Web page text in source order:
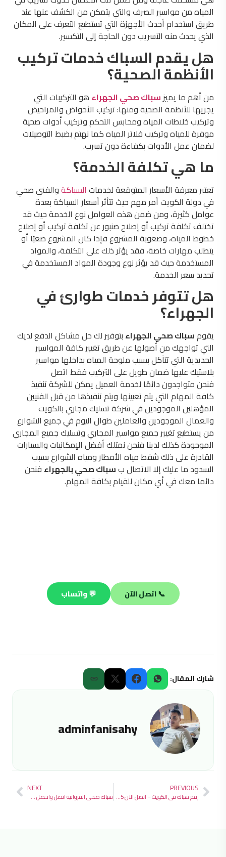
المياه من مواسير الصرف والتي يتمكن من الكشف عنها عند
طريق استخدام أحدث الأجهزة التي تستطيع التعرف على المكان
الذي يحدث منه التسريب دون الحاجة إلى التكسير.
هل يقدم السباك خدمات تركيب
الأنظمة الصحية؟
من أهم ما يميز سباك صحي الجهراء هو التركيبات التي
يجريها للأنظمة الصحية ومنها: تركيب الأحواض والمراحيض
وتركيب خلاطات المياه ومحابس التحكم وتركيب أدوات صحية
موفرة للمياه وتركيب فلاتر المياه كما نهتم بضبط التوصيلات
لضمان عمل الأدوات بكفاءة دون تسرب.
ما هي تكلفة الخدمة؟
تعتبر معرفة الأسعار المتوقعة لخدمات السباكةوالفني صحي
في دولة الكويت أمر مهم حيث تتأثر أسعار السباكة بعدة
عوامل كثيرة، ومن ضمن هذه العوامل نوع الخدمة حيث قد
تختلف تكلفة تركيب أو إصلاح صنبور عن تكلفة تركيب أو إصلاح
خطوط المياه، وصعوبة المشروع فإذا كان المشروع صعبًا أو
يتطلب مهارات خاصة، فقد يؤثر ذلك على التكلفة، والمواد
المستخدمة حيث قد يؤثر نوع وجودة المواد المستخدمة في
تحديد سعر الخدمة.
هل تتوفر خدمات طوارئ في
الجهراء؟
يقومسباك صحي الجهراء بتوفير لك حل مشاكل الدفع لديك
التي تواجهك من أصولها عن طريق تغيير كافة المواسير
الحديدية التي تتآكل بسبب ملوحة المياه بداخلها مواسير
بلاستيك عليها ضمان طويل على التركيب فقط اتصل
فنحن متواجدون دائمًا لخدمة العميل يمكن للشركة تنفيذ
كافة المهام التي يتم تعيينها ويتم تنفيذها من قبل الفنيين
المؤهلين الموجودين في شركة تسليك مجاري بالكويت
والعمال الموجودين والعاملين طوال اليوم في جميع الشوارع
من يستطيع تغيير جميع مواسير المجاري وتسليك جميع المجاري
الموجودة كذلك لدينا فنحن نمتلك أفضل الإمكانيات والسيارات
القادرة على ذلك شفط مياه الأمطار ومياه الشوارع بسبب
السدود ما عليك إلا الاتصال بسباك صحي بالجهراء فنحن
دائما معك في أي مكان للقيام بكافة المهام.
📞 اتصل الآن 💬 واتساب
شارك المقال:
adminfanisahy
PREVIOUS
رقم سباك في الكويت – اتصل الان 97692735
NEXT
سباك صحي الفروانية اتصل واحصل علي خصم 97692735